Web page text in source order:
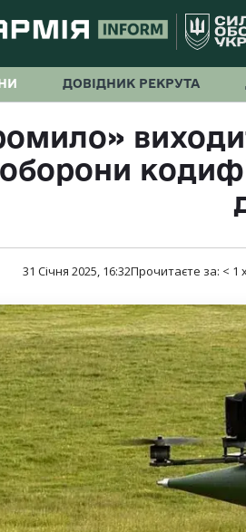
ДОВІДНИК РЕКРУТА
31 Січня 2025, 16:32Прочитаєте за: < 1